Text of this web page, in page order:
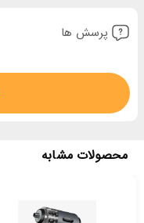
پرسش ها
محصولات مشابه